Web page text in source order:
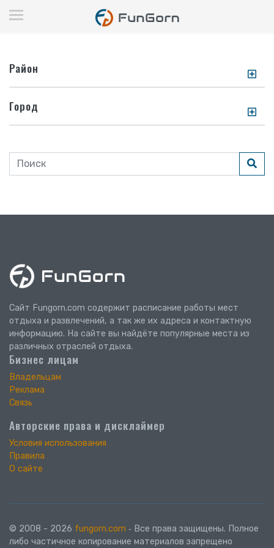
Район
Город
Сайт Fungorn.com содержит расписание работы мест
отдыха и развлечений, а так же их адреса и контактную
информацию. На сайте вы найдёте популярные места из
различных отраслей отдыха.
Бизнес лицам
Владельцам
Реклама
Связь
Авторские права и дисклаймер
Условия использования
Правила
О сайте
© 2008 - 2026 fungorn.com ‐ Все права защищены. Полное
либо частичное копирование материалов запрещено